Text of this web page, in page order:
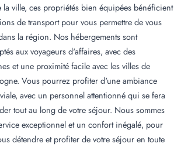
ville, ces propriétés bien équipées bénéficient
de transport pour vous permettre de vous
la région. Nos hébergements sont
aux voyageurs d'affaires, avec des
et une proximité facile avec les villes de
Vous pourrez profiter d'une ambiance
avec un personnel attentionné qui se fera
tout au long de votre séjour. Nous sommes
exceptionnel et un confort inégalé, pour
détendre et profiter de votre séjour en toute